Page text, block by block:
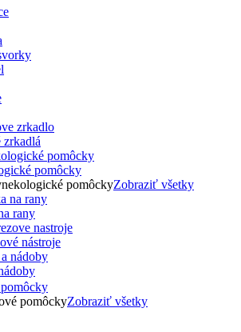
zrkadlá
pomôcky
pomôckyZobraziť všetky
rany
nástroje
pomôckyZobraziť všetky